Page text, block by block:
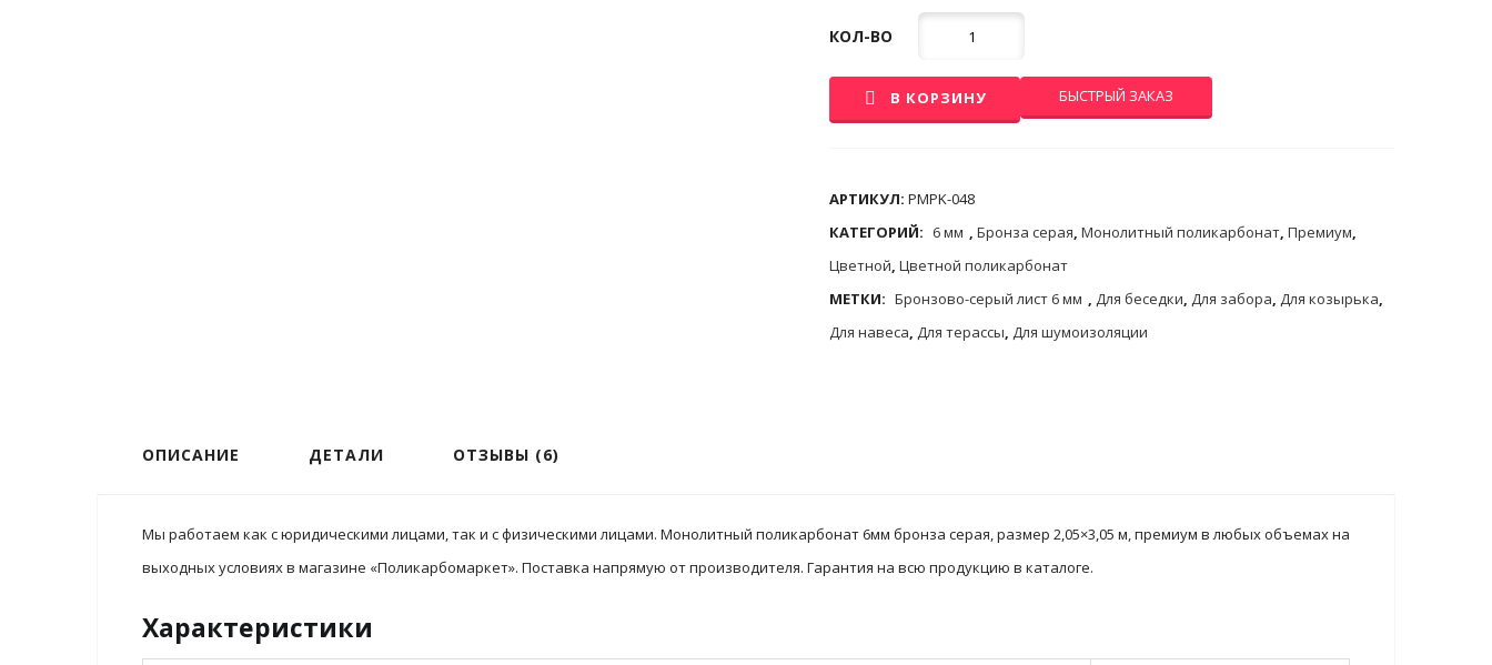
КОЛ-ВО
В КОРЗИНУ БЫСТРЫЙ ЗАКАЗ
АРТИКУЛ: PMPK-048
КАТЕГОРИЙ: 6 мм , Бронза серая, Монолитный поликарбонат, Премиум,
Цветной, Цветной поликарбонат
МЕТКИ: Бронзово-серый лист 6 мм , Для беседки, Для забора, Для козырька,
Для навеса, Для терассы, Для шумоизоляции
ОПИСАНИЕ ДЕТАЛИ ОТЗЫВЫ (6)
Мы работаем как с юридическими лицами, так и с физическими лицами. Монолитный поликарбонат 6мм бронза серая, размер 2,05×3,05 м, премиум в любых объемах на
выходных условиях в магазине «Поликарбомаркет». Поставка напрямую от производителя. Гарантия на всю продукцию в каталоге.
Характеристики